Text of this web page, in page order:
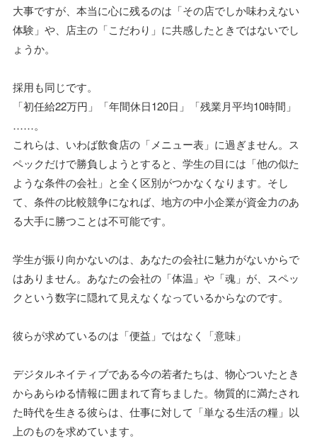
大事ですが、本当に心に残るのは「その店でしか味わえない
体験」や、店主の「こだわり」に共感したときではないでし
ょうか。
採用も同じです。
「初任給22万円」「年間休日120日」「残業月平均10時間」
……。
これらは、いわば飲食店の「メニュー表」に過ぎません。ス
ペックだけで勝負しようとすると、学生の目には「他の似た
ような条件の会社」と全く区別がつかなくなります。そし
て、条件の比較競争になれば、地方の中小企業が資金力のあ
る大手に勝つことは不可能です。
学生が振り向かないのは、あなたの会社に魅力がないからで
はありません。あなたの会社の「体温」や「魂」が、スペッ
クという数字に隠れて見えなくなっているからなのです。
彼らが求めているのは「便益」ではなく「意味」
デジタルネイティブである今の若者たちは、物心ついたとき
からあらゆる情報に囲まれて育ちました。物質的に満たされ
た時代を生きる彼らは、仕事に対して「単なる生活の糧」以
上のものを求めています。